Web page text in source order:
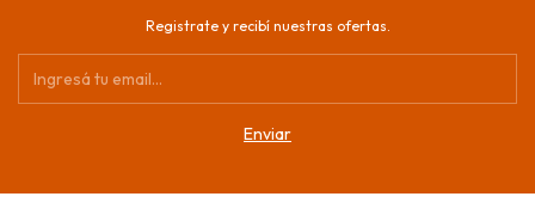
Registrate y recibí nuestras ofertas.